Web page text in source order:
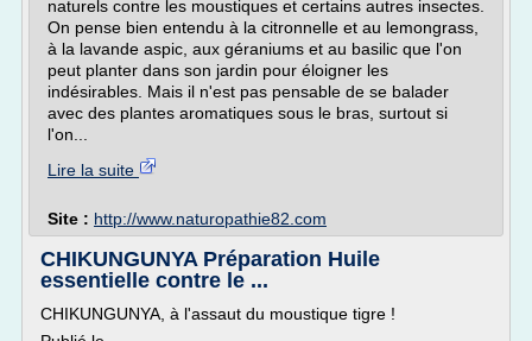
naturels contre les moustiques et certains autres insectes.
On pense bien entendu à la citronnelle et au lemongrass,
à la lavande aspic, aux géraniums et au basilic que l'on
peut planter dans son jardin pour éloigner les
indésirables. Mais il n'est pas pensable de se balader
avec des plantes aromatiques sous le bras, surtout si
l'on...
Lire la suite
Site : http://www.naturopathie82.com
CHIKUNGUNYA Préparation Huile
essentielle contre le ...
CHIKUNGUNYA, à l'assaut du moustique tigre !